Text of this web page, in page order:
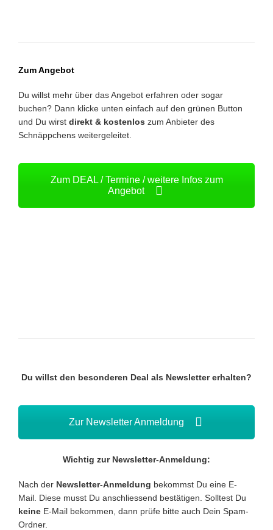
Zum Angebot
Du willst mehr über das Angebot erfahren oder sogar
buchen? Dann klicke unten einfach auf den grünen Button
und Du wirst direkt & kostenlos zum Anbieter des
Schnäppchens weitergeleitet.
Zum DEAL / Termine / weitere Infos zum
Angebot
Du willst den besonderen Deal als Newsletter erhalten?
Zur Newsletter Anmeldung
Wichtig zur Newsletter-Anmeldung:
Nach der Newsletter-Anmeldung bekommst Du eine E-
Mail. Diese musst Du anschliessend bestätigen. Solltest Du
keine E-Mail bekommen, dann prüfe bitte auch Dein Spam-
Ordner.